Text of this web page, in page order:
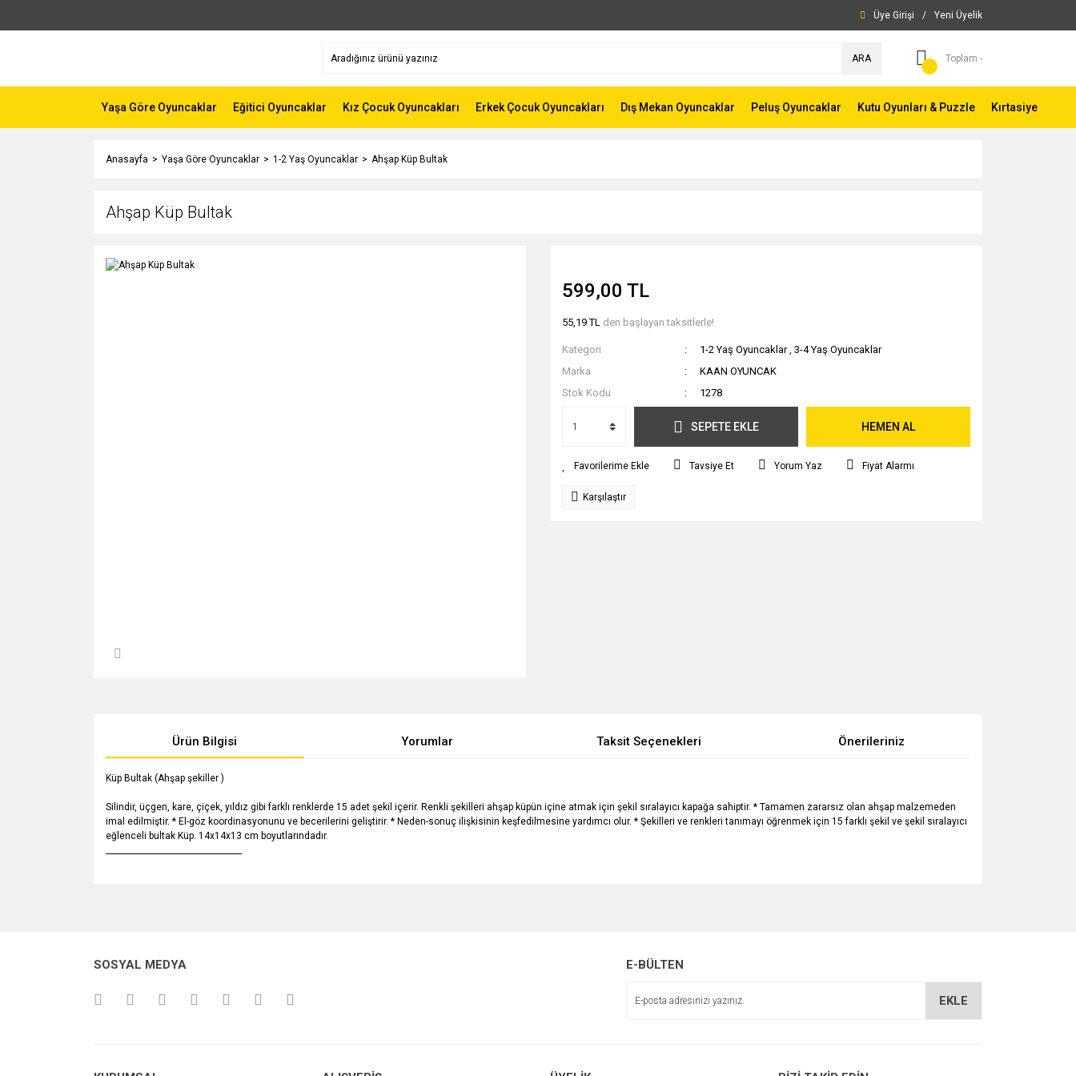
Üye Girişi / Yeni Üyelik
ARA Toplam -
Yaşa Göre Oyuncaklar Eğitici Oyuncaklar Kız Çocuk Oyuncakları Erkek Çocuk Oyuncakları Dış Mekan Oyuncaklar Peluş Oyuncaklar Kutu Oyunları & Puzzle Kırtasiye
Anasayfa Yaşa Göre Oyuncaklar 1-2 Yaş Oyuncaklar Ahşap Küp Bultak
Ahşap Küp Bultak
599,00 TL
55,19 TL den başlayan taksitlerle!
Kategori 1-2 Yaş Oyuncaklar , 3-4 Yaş Oyuncaklar
Marka
KAAN OYUNCAK
Stok Kodu
1278
SEPETE EKLE HEMEN AL
Tavsiye Et Yorum Yaz Fiyat Alarmı
Karşılaştır
Ürün Bilgisi Yorumlar Taksit Seçenekleri Önerileriniz
Küp Bultak (Ahşap şekiller )
Silindir, üçgen, kare, çiçek, yıldız gibi farklı renklerde 15 adet şekil içerir. Renkli şekilleri ahşap küpün içine atmak için şekil sıralayıcı kapağa sahiptir. * Tamamen zararsız olan ahşap malzemeden
imal edilmiştir. * El-göz koordinasyonunu ve becerilerini geliştirir. * Neden-sonuç ilişkisinin keşfedilmesine yardımcı olur. * Şekilleri ve renkleri tanımayı öğrenmek için 15 farklı şekil ve şekil sıralayıcı
eğlenceli bultak Küp. 14x14x13 cm boyutlarındadır.
Ürün açıklamasında eksik bilgiler bulunuyor.
SOSYAL MEDYA E-BÜLTEN
EKLE